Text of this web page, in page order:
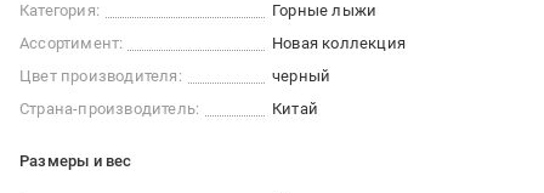
Категория:
Горные лыжи
Ассортимент:
Новая коллекция
Цвет производителя:
черный
Страна-производитель:
Китай
Размеры и вес